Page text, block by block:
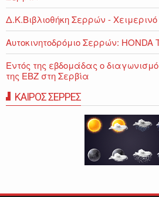
Δ.Κ.Βιβλιοθήκη Σερρών -
Αυτοκινητοδρόμιο Σερρών: HONDA
Εντός της εβδομάδας ο
της ΕΒΖ στη Σερβία
ΚΑΙΡΟΣ ΣΕΡΡΕΣ